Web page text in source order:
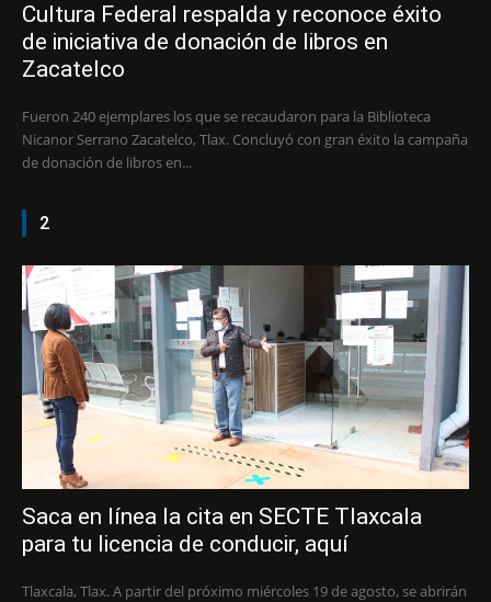
Cultura Federal respalda y reconoce éxito
de iniciativa de donación de libros en
Zacatelco
Fueron 240 ejemplares los que se recaudaron para la Biblioteca
Nicanor Serrano Zacatelco, Tlax. Concluyó con gran éxito la campaña
de donación de libros en...
2
Saca en línea la cita en SECTE Tlaxcala
para tu licencia de conducir, aquí
Tlaxcala, Tlax. A partir del próximo miércoles 19 de agosto, se abrirán